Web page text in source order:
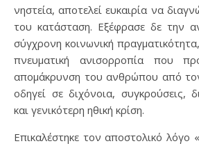
νηστεία, αποτελεί ευκαιρία να
του κατάσταση. Εξέφρασε δε την
σύγχρονη κοινωνική
πνευματική ανισορροπία που
απομάκρυνση του ανθρώπου από
οδηγεί σε διχόνοια, συγκρούσεις,
και γενικότερη ηθική κρίση.
Επικαλέστηκε τον αποστολικό